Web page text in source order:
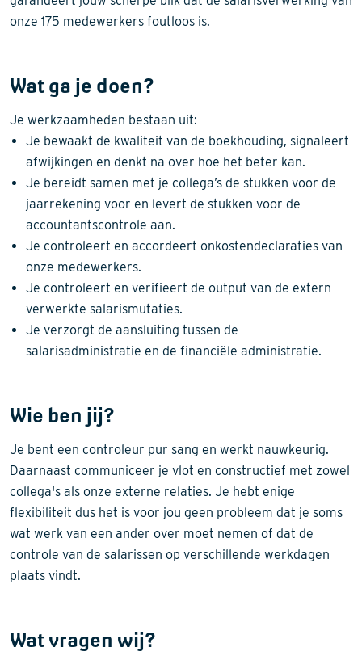
onze 175 medewerkers foutloos is.
Wat ga je doen?
Je werkzaamheden bestaan uit:
Je bewaakt de kwaliteit van de boekhouding, signaleert
afwijkingen en denkt na over hoe het beter kan.
Je bereidt samen met je collega’s de stukken voor de
jaarrekening voor en levert de stukken voor de
accountantscontrole aan.
Je controleert en accordeert onkostendeclaraties van
onze medewerkers.
Je controleert en verifieert de output van de extern
verwerkte salarismutaties.
Je verzorgt de aansluiting tussen de
salarisadministratie en de financiële administratie.
Wie ben jij?
Je bent een controleur pur sang en werkt nauwkeurig.
Daarnaast communiceer je vlot en constructief met zowel
collega's als onze externe relaties. Je hebt enige
flexibiliteit dus het is voor jou geen probleem dat je soms
wat werk van een ander over moet nemen of dat de
controle van de salarissen op verschillende werkdagen
plaats vindt.
Wat vragen wij?